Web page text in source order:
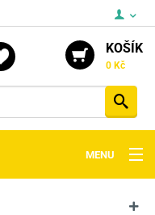
KOŠÍK
0 Kč
MENU